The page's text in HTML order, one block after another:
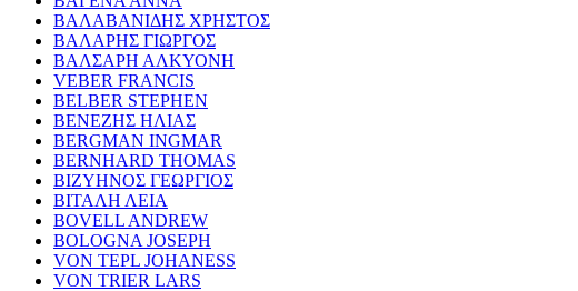
ΒΑΛΑΒΑΝΙΔΗΣ ΧΡΗΣΤΟΣ
ΒΑΛΑΡΗΣ ΓΙΩΡΓΟΣ
ΒΑΛΣΑΡΗ ΑΛΚΥΟΝΗ
VEBER FRANCIS
BELBER STEPHEN
ΒΕΝΕΖΗΣ ΗΛΙΑΣ
BERGMAN INGMAR
BERNHARD THOMAS
ΒΙΖΥΗΝΟΣ ΓΕΩΡΓΙΟΣ
ΒΙΤΑΛΗ ΛΕΙΑ
BOVELL ANDREW
BOLOGNA JOSEPH
VON TEPL JOHANESS
VON TRIER LARS